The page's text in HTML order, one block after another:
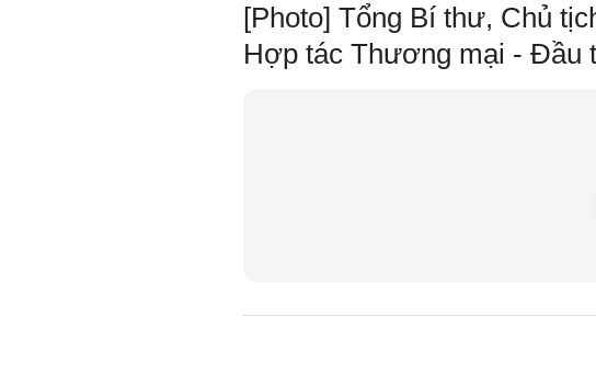
[Photo] Tổng Bí thư, Chủ
Hợp tác Thương mại - Đầu